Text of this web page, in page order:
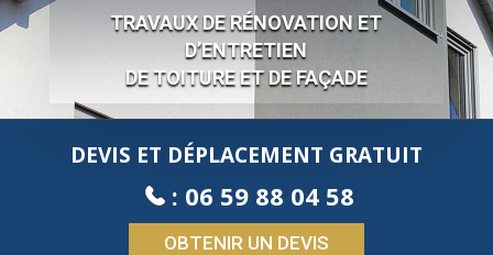
TRAVAUX DE RÉNOVATION ET
D’ENTRETIEN
DE TOITURE ET DE FAÇADE
DEVIS ET DÉPLACEMENT GRATUIT
: 06 59 88 04 58
OBTENIR UN DEVIS